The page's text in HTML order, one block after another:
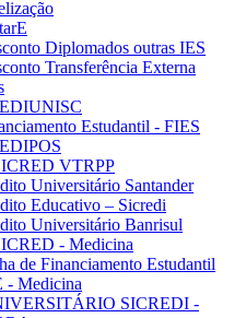
Diplomados outras IES
Transferência Externa
Estudantil - FIES
VTRPP
Universitário Santander
Educativo – Sicredi
Universitário Banrisul
- Medicina
de Financiamento Estudantil
Medicina
SICREDI -